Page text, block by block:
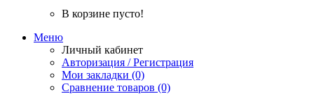
В корзине пусто!
Меню
Личный кабинет
Авторизация / Регистрация
Мои закладки (0)
Сравнение товаров (0)